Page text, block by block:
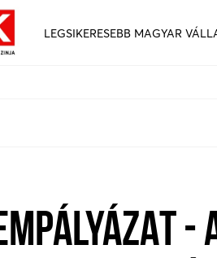
LEGSIKERESEBB MAGYAR
-